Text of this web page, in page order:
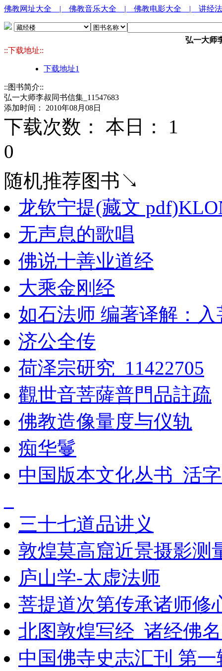
佛教网址大全 | 佛教音乐大全 | 佛教电影大全 | 讲经
弘一大师
::下载地址::
下载地址1
::图书简介::
弘一大师李叔同书信集_11547683
添加时间： 2010年08月08日
下载次数： 本日： 1
0
随机推荐图书↘
龙钦宁提(藏文
无声息的歌唱
佛说十善业道经
大乘金刚经
如石法师 编著译解：入
济公全传
荷泽宗研究_11422705
觀世音菩薩普門品註疏
佛教造像量度与仪轨
痴华鬘
中国版本文化丛书_活
三十七道品讲义
敦煌莫高窟近景摄影测
庐山学-太虚法师
菩提道次第传承诸师修
北图敦煌写经_诸经佛
中国佛寺史志汇刊 第